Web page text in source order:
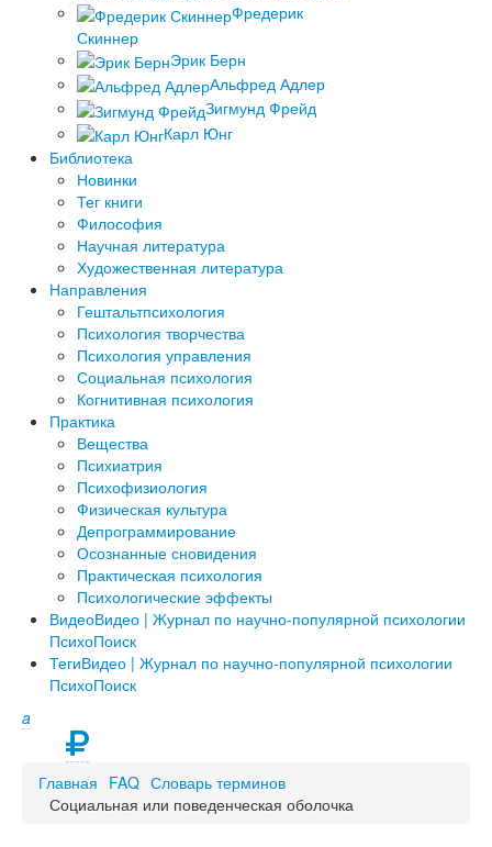
Фредерик
Скиннер
Эрик Берн
Альфред Адлер
Зигмунд Фрейд
Карл Юнг
Библиотека
Новинки
Тег книги
Философия
Научная литература
Художественная литература
Направления
Гештальтпсихология
Психология творчества
Психология управления
Социальная психология
Когнитивная психология
Практика
Вещества
Психиатрия
Психофизиология
Физическая культура
Депрограммирование
Осознанные сновидения
Практическая психология
Психологические эффекты
ВидеоВидео | Журнал по научно-популярной психологии
ПсихоПоиск
ТегиВидео | Журнал по научно-популярной психологии
ПсихоПоиск
a
Главная FAQ Словарь терминов
Социальная или поведенческая оболочка